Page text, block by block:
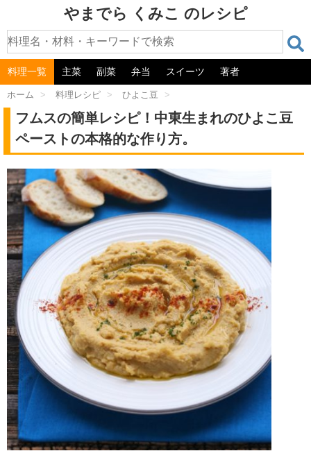
やまでら くみこ のレシピ
料理一覧 主菜 副菜 弁当 スイーツ 著者
ホーム > 料理レシピ > ひよこ豆 >
フムスの簡単レシピ！中東生まれのひよこ豆
ペーストの本格的な作り方。